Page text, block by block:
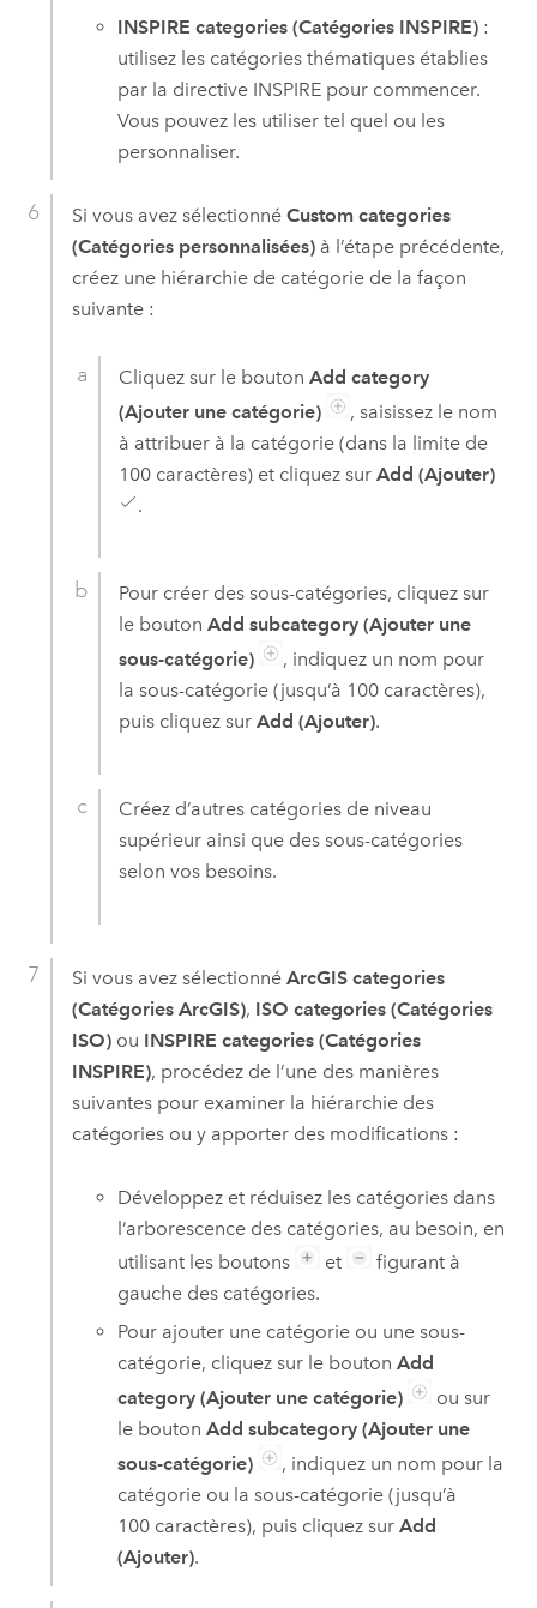
INSPIRE categories (Catégories INSPIRE) :
utilisez les catégories thématiques établies
par la directive INSPIRE pour commencer.
Vous pouvez les utiliser tel quel ou les
personnaliser.
Si vous avez sélectionné Custom categories
(Catégories personnalisées)à l’étape précédente,
créez une hiérarchie de catégorie de la façon
suivante :
Cliquez sur le boutonAdd category
(Ajouter une catégorie)
, saisissez le nom
à attribuer à la catégorie (dans la limite de
100 caractères) et cliquez surAdd (Ajouter)
.
Pour créer des sous-catégories, cliquez sur
le boutonAdd subcategory (Ajouter une
sous-catégorie)
, indiquez un nom pour
la sous-catégorie (jusqu’à 100 caractères),
puis cliquez surAdd (Ajouter).
Créez d’autres catégories de niveau
supérieur ainsi que des sous-catégories
selon vos besoins.
Si vous avez sélectionné ArcGIS categories
(Catégories ArcGIS), ISO categories (Catégories
ISO)ou INSPIRE categories (Catégories
INSPIRE), procédez de l’une des manières
suivantes pour examiner la hiérarchie des
catégories ou y apporter des modifications :
Développez et réduisez les catégories dans
l’arborescence des catégories, au besoin, en
utilisant les boutons
et
figurant à
gauche des catégories.
Pour ajouter une catégorie ou une sous-
catégorie, cliquez sur le boutonAdd
category (Ajouter une catégorie)
ou sur
le boutonAdd subcategory (Ajouter une
sous-catégorie)
, indiquez un nom pour la
catégorie ou la sous-catégorie (jusqu’à
100 caractères), puis cliquez surAdd
(Ajouter).